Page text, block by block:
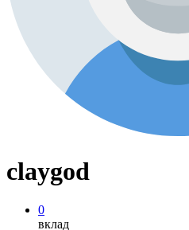
claygod
0
вклад